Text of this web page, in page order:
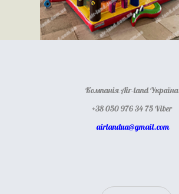
Компанія Air-land Україна
+38 050 976 34 75 Viber
airlandua@gmail.com